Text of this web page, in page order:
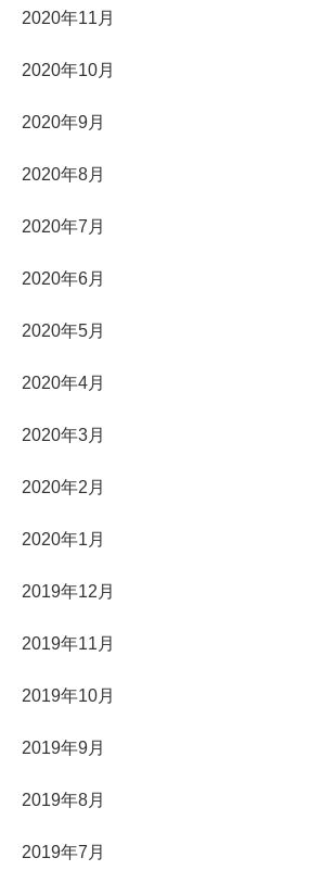
2020年11月
2020年10月
2020年9月
2020年8月
2020年7月
2020年6月
2020年5月
2020年4月
2020年3月
2020年2月
2020年1月
2019年12月
2019年11月
2019年10月
2019年9月
2019年8月
2019年7月